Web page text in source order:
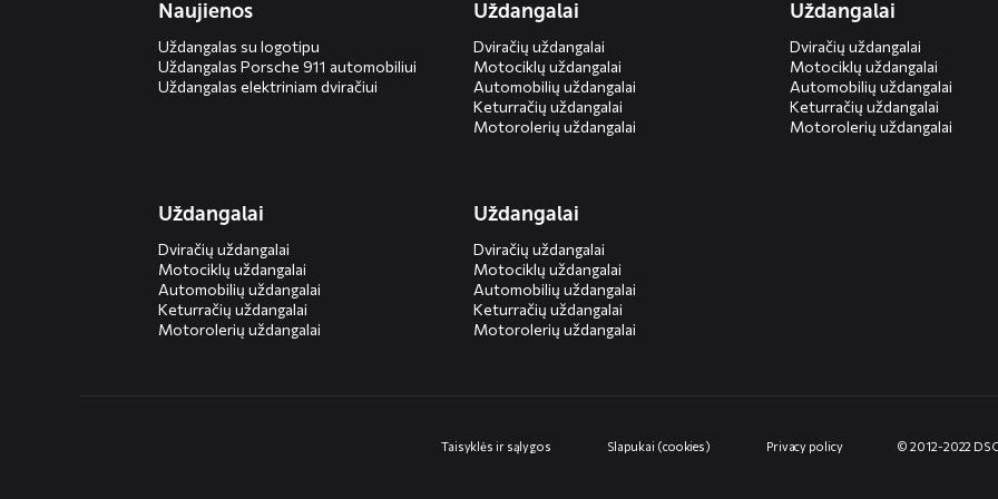
Naujienos
Uždangalas su logotipu
Uždangalas Porsche 911 automobiliui
Uždangalas elektriniam dviračiui
Uždangalai
Dviračių uždangalai
Motociklų uždangalai
Automobilių uždangalai
Keturračių uždangalai
Motorolerių uždangalai
Uždangalai
Dviračių uždangalai
Motociklų uždangalai
Automobilių uždangalai
Keturračių uždangalai
Motorolerių uždangalai
Uždangalai
Dviračių uždangalai
Motociklų uždangalai
Automobilių uždangalai
Keturračių uždangalai
Motorolerių uždangalai
Uždangalai
Dviračių uždangalai
Motociklų uždangalai
Automobilių uždangalai
Keturračių uždangalai
Motorolerių uždangalai
Taisyklės ir sąlygos Slapukai (cookies) Privacy policy © 2012-2022 DS